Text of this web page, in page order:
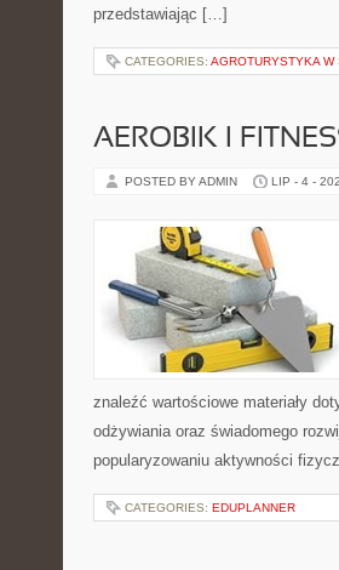
przedstawiając […]
CATEGORIES: AGROTURYSTYKA W
AEROBIK I
POSTED BY ADMIN LIP - 4 -
znaleźć wartościowe materiały
odżywiania oraz świadomego
popularyzowaniu aktywności
CATEGORIES: EDUPLANNER